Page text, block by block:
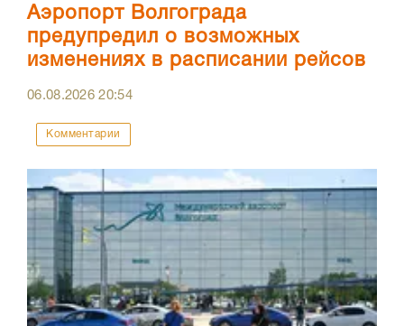
Аэропорт Волгограда
предупредил о возможных
изменениях в расписании рейсов
06.08.202620:54
Комментарии